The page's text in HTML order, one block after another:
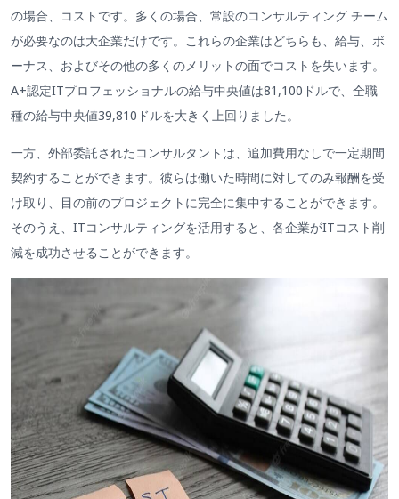
の場合、コストです。多くの場合、常設のコンサルティング チーム
が必要なのは大企業だけです。これらの企業はどちらも、給与、ボ
ーナス、およびその他の多くのメリットの面でコストを失います。
A+認定ITプロフェッショナルの給与中央値は81,100ドルで、全職
種の給与中央値39,810ドルを大きく上回りました。
一方、外部委託されたコンサルタントは、追加費用なしで一定期間
契約することができます。彼らは働いた時間に対してのみ報酬を受
け取り、目の前のプロジェクトに完全に集中することができます。
そのうえ、ITコンサルティングを活用すると、各企業がITコスト削
減を成功させることができます。